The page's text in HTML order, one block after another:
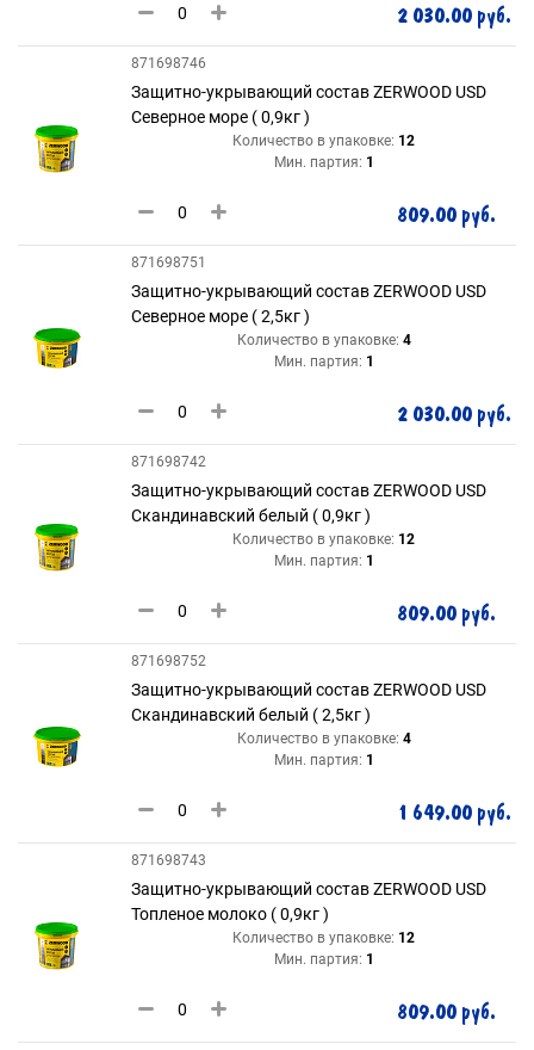
2 030.00 руб.
871698746
Защитно-укрывающий состав ZERWOOD USD
Северное море ( 0,9кг )
Количество в упаковке: 12
Мин. партия: 1
809.00 руб.
871698751
Защитно-укрывающий состав ZERWOOD USD
Северное море ( 2,5кг )
Количество в упаковке: 4
Мин. партия: 1
2 030.00 руб.
871698742
Защитно-укрывающий состав ZERWOOD USD
Скандинавский белый ( 0,9кг )
Количество в упаковке: 12
Мин. партия: 1
809.00 руб.
871698752
Защитно-укрывающий состав ZERWOOD USD
Скандинавский белый ( 2,5кг )
Количество в упаковке: 4
Мин. партия: 1
1 649.00 руб.
871698743
Защитно-укрывающий состав ZERWOOD USD
Топленое молоко ( 0,9кг )
Количество в упаковке: 12
Мин. партия: 1
809.00 руб.